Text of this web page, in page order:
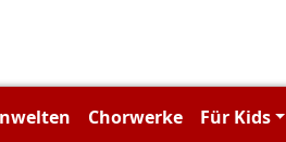
Chorwerke Für Kids